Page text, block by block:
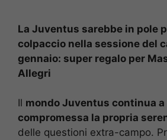
La Juventus sarebbe in pole
colpaccio nella sessione del
gennaio: super regalo per
Allegri
Il mondo Juventus continua a
compromessa la propria
delle questioni extra-campo.